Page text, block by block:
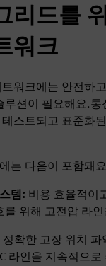
리드를
워크
워크에는 안전하
루션이 필요해요.통
스트되고 표준화
는 다음이 포함돼
템: 비용 효율적이
를 위해 고전압 라
정확한 고장 위치 파
라인을 지속적으